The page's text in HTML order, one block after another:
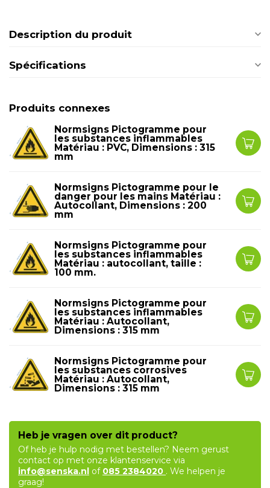
Description du produit
Spécifications
Produits connexes
Normsigns Pictogramme pour
les substances inflammables
Matériau : PVC, Dimensions : 315
mm
Normsigns Pictogramme pour le
danger pour les mains Matériau :
Autocollant, Dimensions : 200
mm
Normsigns Pictogramme pour
les substances inflammables
Matériau : autocollant, taille :
100 mm.
Normsigns Pictogramme pour
les substances inflammables
Matériau : Autocollant,
Dimensions : 315 mm
Normsigns Pictogramme pour
les substances corrosives
Matériau : Autocollant,
Dimensions : 315 mm
Heb je vragen over dit product?
Of heb je hulp nodig met bestellen? Neem gerust
contact op met onze klantenservice via
info@senska.nl of 085 2384020 . We helpen je
graag!